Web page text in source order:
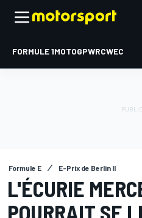
FORMULE 1MOTOGPWRCWEC
Formule E E-Prix de Berlin II
L'ÉCURIE
POURRAIT SE